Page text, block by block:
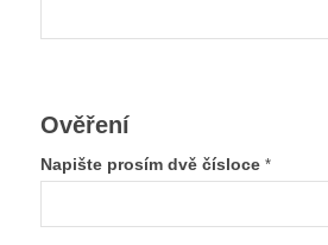
Ověření
Napište prosím dvě čísloce *